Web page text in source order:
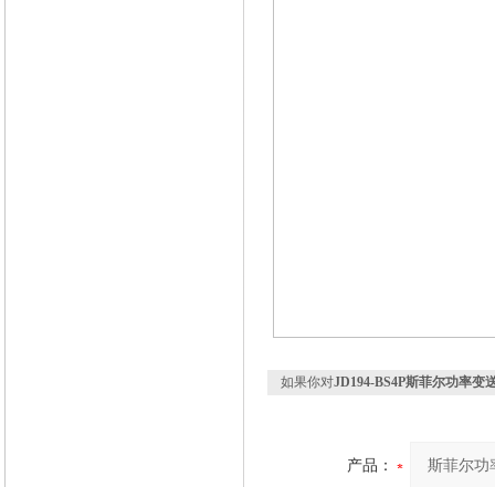
如果你对JD194-BS4P斯菲尔功率变
产品：